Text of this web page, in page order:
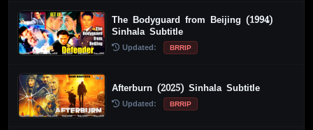
The Bodyguard from Beijing (1994)
Sinhala Subtitle
Updated: BRRIP
Afterburn (2025) Sinhala Subtitle
Updated: BRRIP